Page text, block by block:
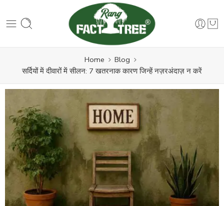
Home
Blog
सर्दियों में दीवारों में सीलन: 7 खतरनाक कारण जिन्हें नज़रअंदाज़ न करें